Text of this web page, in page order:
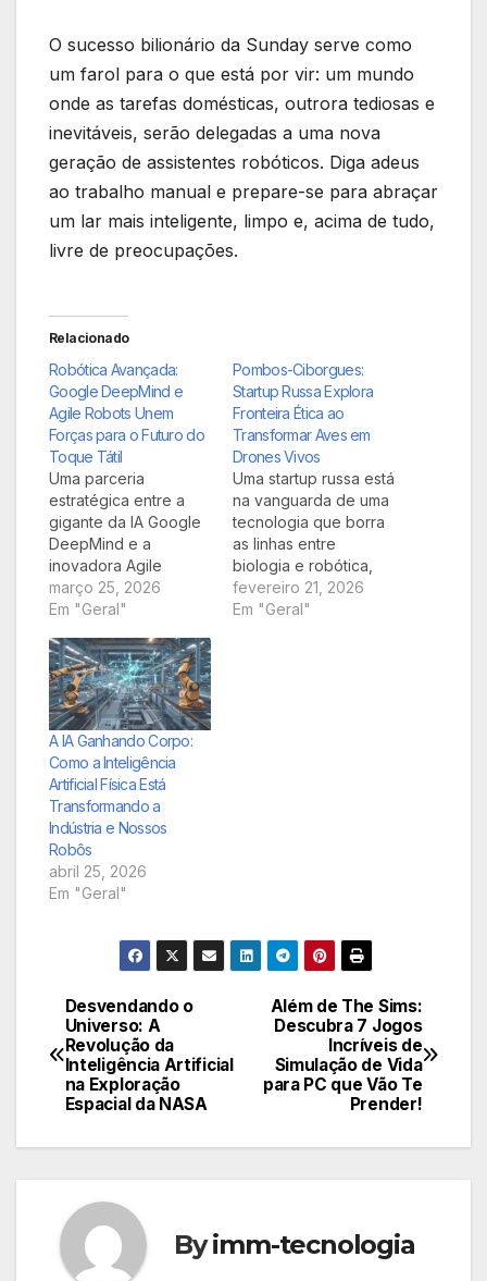
O sucesso bilionário da Sunday serve como
um farol para o que está por vir: um mundo
onde as tarefas domésticas, outrora tediosas e
inevitáveis, serão delegadas a uma nova
geração de assistentes robóticos. Diga adeus
ao trabalho manual e prepare-se para abraçar
um lar mais inteligente, limpo e, acima de tudo,
livre de preocupações.
Relacionado
Robótica Avançada:
Google DeepMind e
Agile Robots Unem
Forças para o Futuro do
Toque Tátil
Uma parceria
estratégica entre a
gigante da IA Google
DeepMind e a
inovadora Agile
Robots promete
redefinir a interação
integrar os avançados
modelos de
inteligência artificial
do Google, como o
Gemini, nos robôs da
Agile, o objetivo é
equipá-los com uma
inteligência tátil sem
precedentes, abrindo
caminho para…
março 25, 2026
Em "Geral"
Pombos-Ciborgues:
Startup Russa Explora
Fronteira Ética ao
Transformar Aves em
Drones Vivos
Uma startup russa está
na vanguarda de uma
tecnologia que borra
as linhas entre
biologia e robótica,
transformando
pombos em veículos
fevereiro 21, 2026
Em "Geral"
A IA Ganhando Corpo:
Como a Inteligência
Artificial Física Está
Transformando a
Indústria e Nossos
Robôs
abril 25, 2026
Em "Geral"
Navegação
de
Post
Além de The Sims:
Descubra 7 Jogos
Incríveis de
Simulação de Vida
para PC que Vão Te
Prender!
Desvendando o
Universo: A
Revolução da
Inteligência Artificial
na Exploração
Espacial da NASA
Byimm-tecnologia